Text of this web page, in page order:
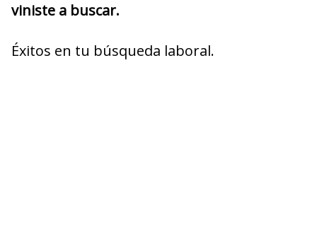
viniste a buscar.
Éxitos en tu búsqueda laboral.